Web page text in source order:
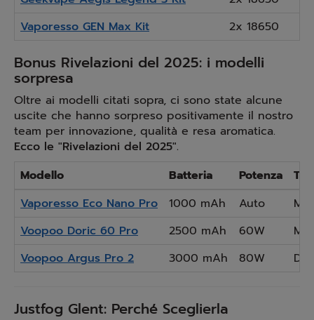
Vaporesso GEN Max Kit
2x 18650
Bonus Rivelazioni del 2025: i modelli
sorpresa
Oltre ai modelli citati sopra, ci sono state alcune
uscite che hanno sorpreso positivamente il nostro
team per innovazione, qualità e resa aromatica.
Ecco le "Rivelazioni del 2025".
Modello
Batteria Potenza
Vaporesso Eco Nano Pro
1000 mAh Auto
Voopoo Doric 60 Pro
2500 mAh 60W
Voopoo Argus Pro 2
3000 mAh 80W DTL
Justfog Glent: Perché Sceglierla